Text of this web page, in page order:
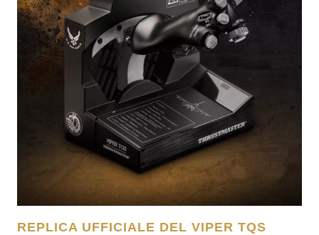
REPLICA UFFICIALE DEL VIPER TQS